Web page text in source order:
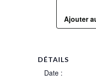
Ajouter
DÉTAILS
Date :